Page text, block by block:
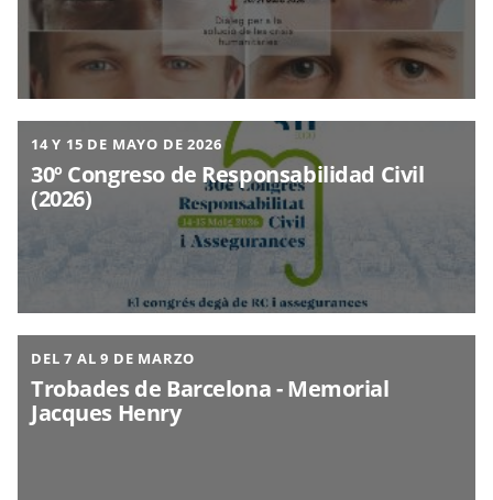
14 Y 15 DE MAYO DE 2026
30º Congreso de Responsabilidad Civil
(2026)
DEL 7 AL 9 DE MARZO
Trobades de Barcelona - Memorial
Jacques Henry